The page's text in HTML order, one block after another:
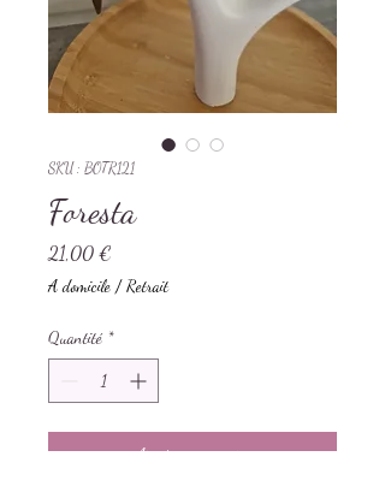
SKU : BOTR121
Foresta
21,00 €
A domicile / Retrait
Quantité *
Ajouter au panier